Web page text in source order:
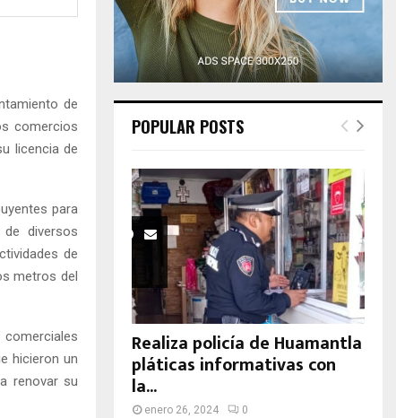
de
comercios
licencia de
para
diversos
de
metros del
hicieron un
renovar su
POPULAR POSTS
Realiza policía de Huamantla
pláticas informativas con
la...
enero 26, 2024 0